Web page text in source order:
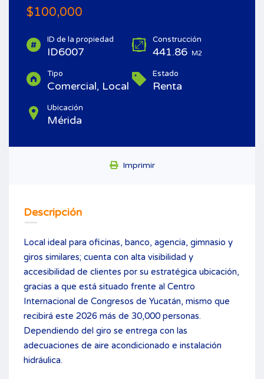
$100,000
ID de la propiedad
ID6007
Construcción
441.86 M2
Tipo
Comercial, Local
Estado
Renta
Ubicación
Mérida
Imprimir
Descripción
Local ideal para oficinas, banco, agencia, gimnasio y
giros similares; cuenta con alta visibilidad y
accesibilidad de clientes por su estratégica ubicación,
gracias a que está situado frente al Centro
Internacional de Congresos de Yucatán, mismo que
recibirá este 2026 más de 30,000 personas.
Dependiendo del giro se entrega con las
adecuaciones de aire acondicionado e instalación
hidráulica.